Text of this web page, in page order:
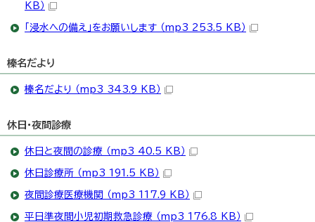
KB）
「浸水への備え」をお願いします （mp3 253.5 KB）
榛名だより
榛名だより （mp3 343.9 KB）
休日・夜間診療
休日と夜間の診療 （mp3 40.5 KB）
休日診療所 （mp3 191.5 KB）
夜間診療医療機関 （mp3 117.9 KB）
平日準夜間小児初期救急診療 （mp3 176.8 KB）